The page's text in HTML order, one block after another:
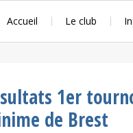
Accueil Le club
1er
de Brest